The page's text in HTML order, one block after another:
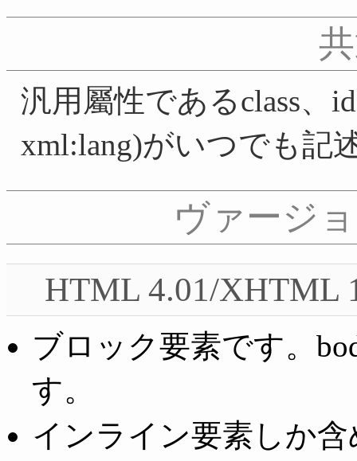
汎用屬性であるclass、
xml:lang)がいつでも記
ヴァージ
HTML 4.01/XHTML
ブロック要素です。
す。
インライン要素しか